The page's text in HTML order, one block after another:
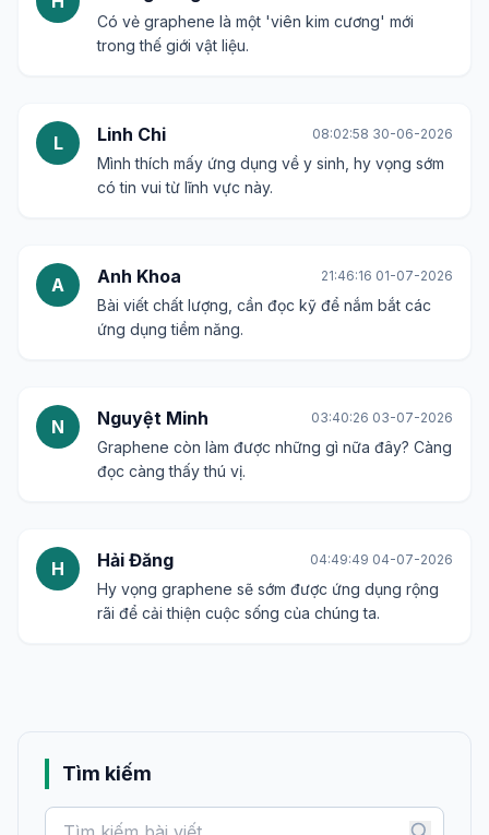
Có vẻ graphene là một 'viên kim cương' mới
trong thế giới vật liệu.
L Linh Chi 08:02:58 30-06-2026
Mình thích mấy ứng dụng về y sinh, hy vọng sớm
có tin vui từ lĩnh vực này.
A Anh Khoa 21:46:16 01-07-2026
Bài viết chất lượng, cần đọc kỹ để nắm bắt các
ứng dụng tiềm năng.
N Nguyệt Minh 03:40:26 03-07-2026
Graphene còn làm được những gì nữa đây? Càng
đọc càng thấy thú vị.
H Hải Đăng 04:49:49 04-07-2026
Hy vọng graphene sẽ sớm được ứng dụng rộng
rãi để cải thiện cuộc sống của chúng ta.
Tìm kiếm